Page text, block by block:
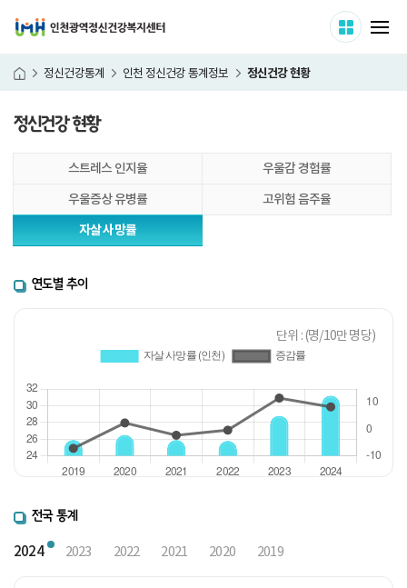
사이트
홈 정신건강통계 인천 정신건강 통계정보 정신건강 현황
정신건강 현황
작
스트레스 인지율
우울감 경험률
우울증상 유병률
고위험 음주율
자살 사망률
연도별 추이
단위 : (명/10만 명당)
전국 통계
2024 2023 2022 2021 2020 2019